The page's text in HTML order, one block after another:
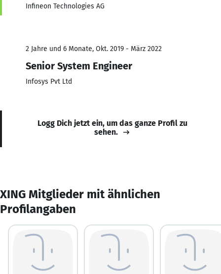
Infineon Technologies AG
2 Jahre und 6 Monate, Okt. 2019 - März 2022
Senior System Engineer
Infosys Pvt Ltd
Logg Dich jetzt ein, um das ganze Profil zu
sehen.
XING Mitglieder mit ähnlichen
Profilangaben